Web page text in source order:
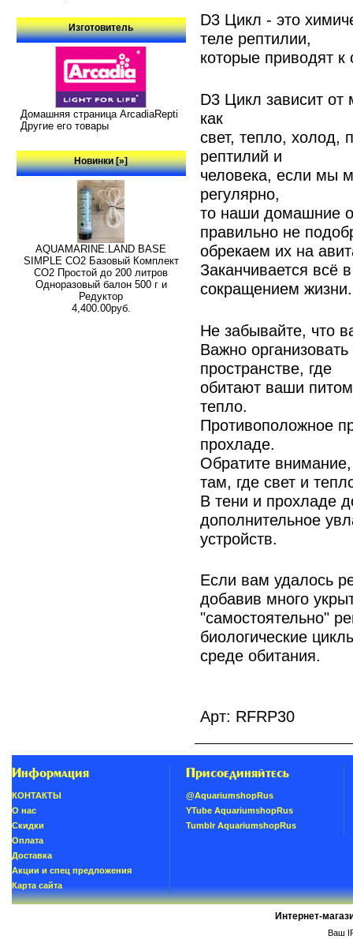
Изготовитель
Домашняя страница ArcadiaRepti
Другие его товары
Новинки [»]
AQUAMARINE.LAND BASE
SIMPLE СО2 Базовый Комплект
СО2 Простой до 200 литров
Одноразовый балон 500 г и
Редуктор
4,400.00руб.
D3 Цикл - это
теле рептилии,
которые приводят к
D3 Цикл зависит от
как
свет, тепло, холод,
рептилий и
человека, если мы
регулярно,
то наши домашние
правильно не
обрекаем их на
Заканчивается всё
сокращением жизни.
Не забывайте, что
Важно
пространстве, где
обитают ваши
тепло.
Противоположное
прохладе.
Обратите
там, где свет и
В тени и прохладе
дополнительное
устройств.
Если вам удалось
добавив много
"самостоятельно"
биологические
среде обитания.
Арт: RFRP30
Информация
КОНТАКТЫ
О нас
Скидки
Oплатa
Доставка
Акции и спец предложения
Карта сайта
Присоединяйтесь
@AquariumshopRus
YTube AquariumshopRus
Tumblr AquariumshopRus
Интернет-
Ваш